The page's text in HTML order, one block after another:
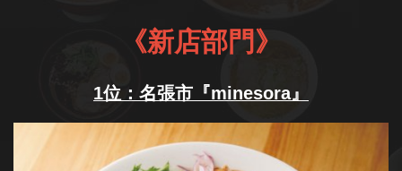
《新店部門》
1位：名張市『minesora』